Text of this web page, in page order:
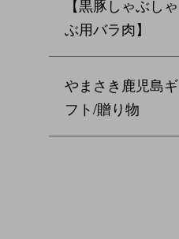
【黒豚しゃぶしゃ
ぶ用バラ肉】
やまさき鹿児島ギ
フト/贈り物